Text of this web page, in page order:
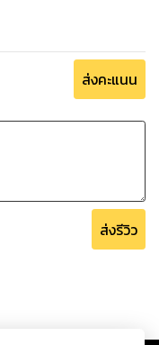
ส่งคะแนน
ส่งรีวิว